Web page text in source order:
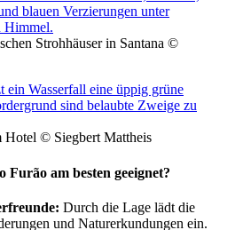
Strohhäuser in Santana ©
Hotel © Siegbert Mattheis
am besten geeignet?
Durch die Lage lädt die
und Naturerkundungen ein.